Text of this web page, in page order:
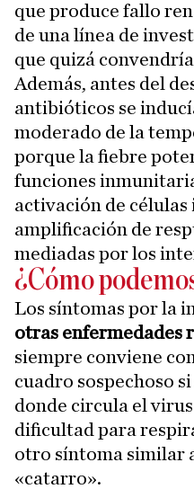
que produce fallo
de una línea de
que quizá
Además, antes del
antibióticos se
moderado de la
porque la fiebre
funciones
activación de células
amplificación de
mediadas por los
¿Cómo
Los síntomas por la
otras enfermedades
siempre conviene
cuadro sospechoso
donde circula el
dificultad para
otro síntoma similar
«catarro».